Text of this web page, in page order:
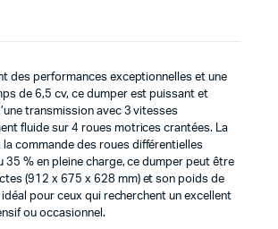
des performances exceptionnelles et une
de 6,5 cv, ce dumper est puissant et
transmission avec 3 vitesses
fluide sur 4 roues motrices crantées. La
commande des roues différentielles
35 % en pleine charge, ce dumper peut être
(912 x 675 x 628 mm) et son poids de
pour ceux qui recherchent un excellent
ou occasionnel.